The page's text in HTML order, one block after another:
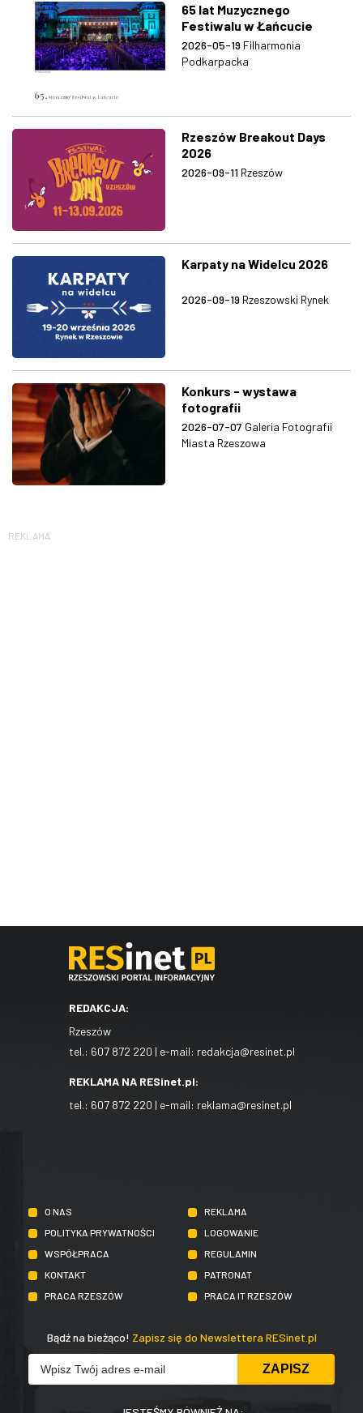
65 lat Muzycznego
Festiwalu w Łańcucie
2026-05-19 Filharmonia
Podkarpacka
Rzeszów Breakout Days
2026
2026-09-11 Rzeszów
Karpaty na Widelcu 2026
2026-09-19 Rzeszowski Rynek
Konkurs - wystawa
fotografii
2026-07-07 Galeria Fotografii
Miasta Rzeszowa
REKLAMA
REDAKCJA:
Rzeszów
tel.: 607 872 220 | e-mail: redakcja@resinet.pl
REKLAMA NA RESinet.pl:
tel.: 607 872 220 | e-mail: reklama@resinet.pl
O NAS
REKLAMA
POLITYKA PRYWATNOŚCI
LOGOWANIE
WSPÓŁPRACA
REGULAMIN
KONTAKT
PATRONAT
PRACA RZESZÓW
PRACA IT RZESZÓW
Bądź na bieżąco! Zapisz się do Newslettera RESinet.pl